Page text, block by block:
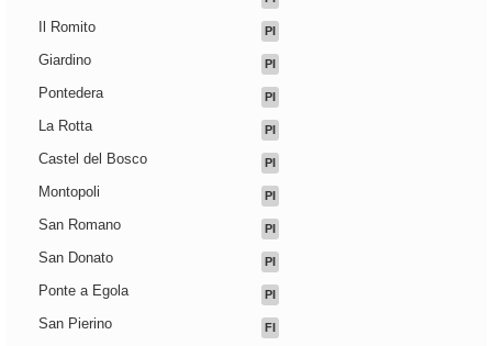
Il Romito PI
Giardino PI
Pontedera PI
La Rotta PI
Castel del Bosco PI
Montopoli PI
San Romano PI
San Donato PI
Ponte a Egola PI
San Pierino FI